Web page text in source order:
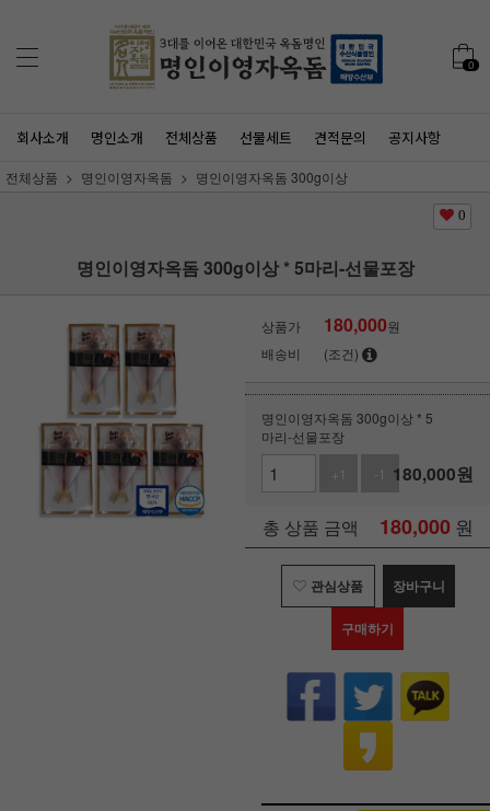
0
회사소개 명인소개 전체상품 선물세트 견적문의 공지사항
전체상품 명인이영자옥돔 명인이영자옥돔 300g이상
0
명인이영자옥돔 300g이상 * 5마리-선물포장
상품가 180,000원
배송비
(조건)
명인이영자옥돔 300g이상 * 5
마리-선물포장
+1
-1 180,000원
총 상품 금액 180,000 원
관심상품 장바구니
구매하기